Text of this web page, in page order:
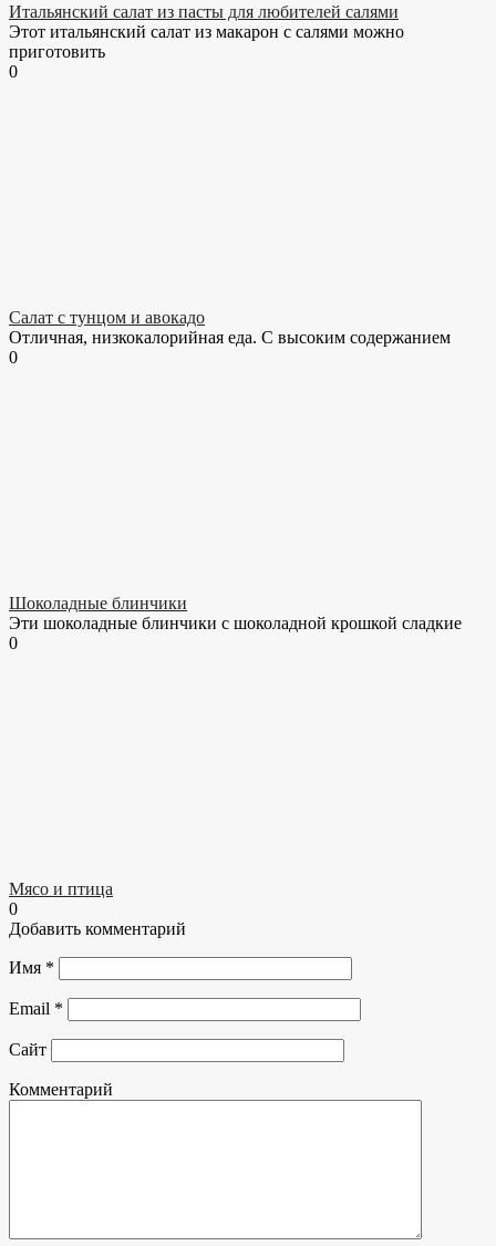
Итальянский салат из пасты для любителей салями
Этот итальянский салат из макарон с салями можно
приготовить
0
Салат с тунцом и авокадо
Отличная, низкокалорийная еда. С высоким содержанием
0
Шоколадные блинчики
Эти шоколадные блинчики с шоколадной крошкой сладкие
0
Мясо и птица
0
Добавить комментарий
Имя *
Email *
Сайт
Комментарий